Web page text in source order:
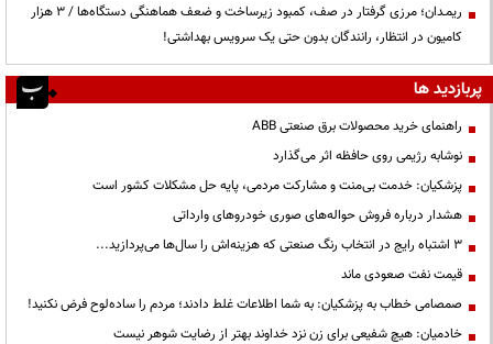
ریمـدان؛ مرزی گرفتار در صف، کمبود زیرساخت و ضعف هماهنگی دستگاه‌ها / ۳ هزار
کامیون در انتظار، رانندگان بدون حتی یک سرویس بهداشتی!
پربازدید ها
راهنمای خرید محصولات برق صنعتی ABB
نوشابه رژیمی روی حافظه اثر می‌گذارد
پزشکیان: خدمت بی‌منت و مشارکت مردمی، پایه حل مشکلات کشور است
هشدار درباره فروش حواله‌های صوری خودروهای وارداتی
3 اشتباه رایج در انتخاب رنگ صنعتی که هزینه‌اش را سال‌ها می‌پردازید...
قیمت نفت صعودی ماند
صمصامی خطاب به پزشکیان: به شما اطلاعات غلط دادند؛ مردم را ساده‌لوح فرض نکنید!
خادمیان: هیچ شفیعی برای زن نزد خداوند بهتر از رضایت شوهر نیست